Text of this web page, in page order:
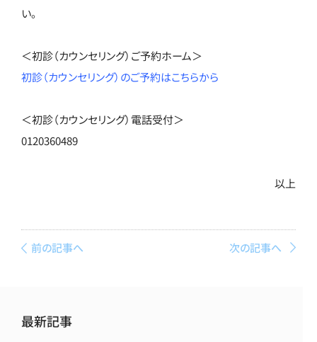
い。
＜初診（カウンセリング）ご予約ホーム＞
初診（カウンセリング）のご予約はこちらから
＜初診（カウンセリング）電話受付＞
0120360489
以上
前の記事へ 次の記事へ
最新記事